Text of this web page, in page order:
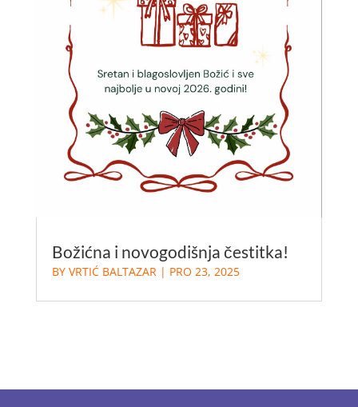
Božićna i novogodišnja čestitka!
BY VRTIĆ BALTAZAR| PRO 23, 2025